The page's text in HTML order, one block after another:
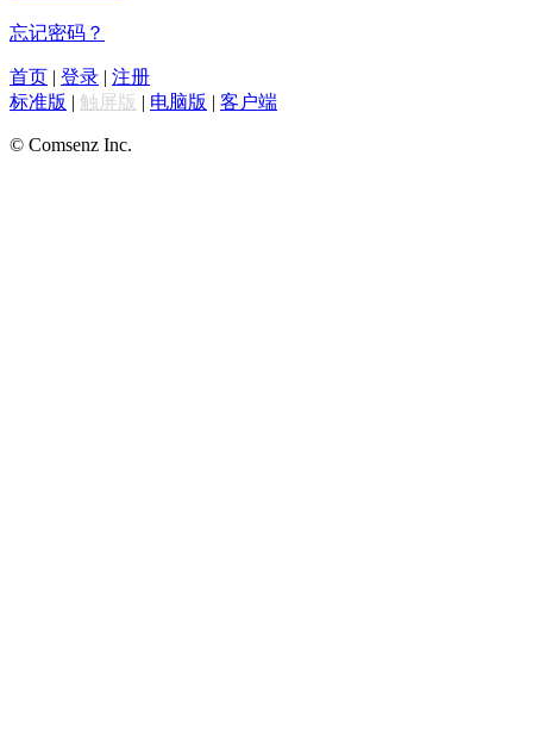
忘记密码？
首页 | 登录 | 注册
标准版 | 触屏版 | 电脑版 | 客户端
© Comsenz Inc.